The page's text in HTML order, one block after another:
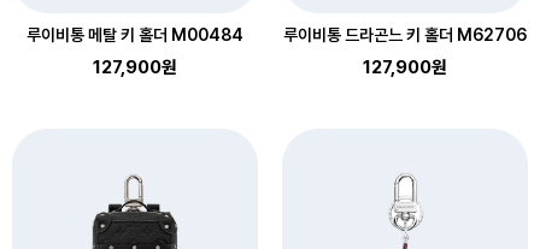
루이비통 메탈 키 홀더 M00484
127,900원
루이비통 드라곤느 키 홀더 M62706
127,900원